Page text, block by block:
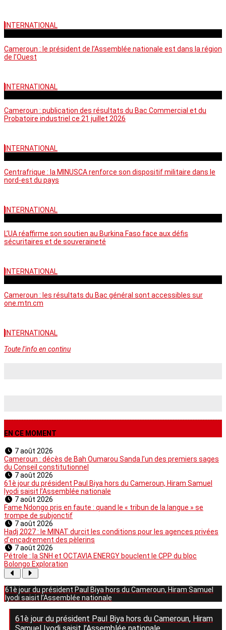
INTERNATIONAL
Cameroun : le président de l’Assemblée nationale est dans la région
de l’Ouest
INTERNATIONAL
Cameroun : publication des résultats du Bac Commercial et du
Probatoire industriel ce 21 juillet 2026
INTERNATIONAL
Centrafrique : la MINUSCA renforce son dispositif militaire dans le
nord-est du pays
INTERNATIONAL
L’UA réaffirme son soutien au Burkina Faso face aux défis
sécuritaires et de souveraineté
INTERNATIONAL
Cameroun : les résultats du Bac général sont accessibles sur
one.mtn.cm
INTERNATIONAL
Toute l’info en continu
EN CE MOMENT
7 août 2026
Cameroun : décès de Bah Oumarou Sanda l’un des premiers sages
du Conseil constitutionnel
7 août 2026
61è jour du président Paul Biya hors du Cameroun, Hiram Samuel
Iyodi saisit l’Assemblée nationale
7 août 2026
Fame Ndongo pris en faute : quand le « tribun de la langue » se
trompe de subjonctif
7 août 2026
Hadj 2027 : le MINAT durcit les conditions pour les agences privées
d’encadrement des pèlerins
7 août 2026
Pétrole : la SNH et OCTAVIA ENERGY bouclent le CPP du bloc
Bolongo Exploration
61è jour du président Paul Biya hors du Cameroun, Hiram Samuel
Iyodi saisit l’Assemblée nationale
61è jour du président Paul Biya hors du Cameroun, Hiram